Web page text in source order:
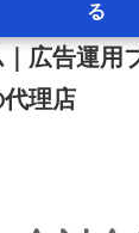
る
広告運用
理店